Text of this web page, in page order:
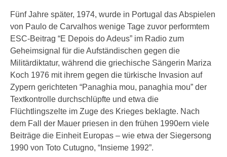
Fünf Jahre später, 1974, wurde in Portugal das Abspielen
von Paulo de Carvalhos wenige Tage zuvor performtem
ESC-Beitrag “E Depois do Adeus” im Radio zum
Geheimsignal für die Aufständischen gegen die
Militärdiktatur, während die griechische Sängerin Mariza
Koch 1976 mit ihrem gegen die türkische Invasion auf
Zypern gerichteten “Panaghia mou, panaghia mou” der
Textkontrolle durchschlüpfte und etwa die
Flüchtlingszelte im Zuge des Krieges beklagte. Nach
dem Fall der Mauer priesen in den frühen 1990ern viele
Beiträge die Einheit Europas – wie etwa der Siegersong
1990 von Toto Cutugno, “Insieme 1992”.